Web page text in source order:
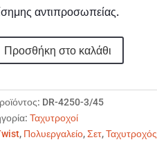
αντιπροσωπείας.
Προσθήκη στο καλάθι
DR-4250-3/45
Ταχυτροχοί
, Πολυεργαλείο,Σετ,Ταχυτροχός